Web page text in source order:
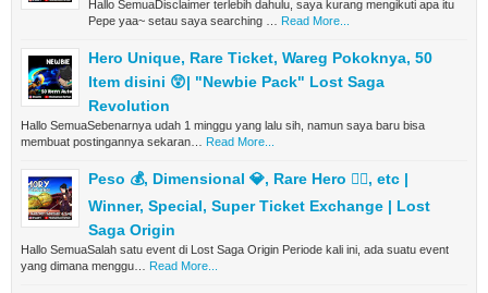
Hallo SemuaDisclaimer terlebih dahulu, saya kurang mengikuti apa itu
Pepe yaa~ setau saya searching …
Read More...
Hero Unique, Rare Ticket, Wareg Pokoknya, 50
Item disini 😲| "Newbie Pack" Lost Saga
Revolution
Hallo SemuaSebenarnya udah 1 minggu yang lalu sih, namun saya baru bisa
membuat postingannya sekaran…
Read More...
Peso 💰, Dimensional 💎, Rare Hero 🦸‍♂️, etc |
Winner, Special, Super Ticket Exchange | Lost
Saga Origin
Hallo SemuaSalah satu event di Lost Saga Origin Periode kali ini, ada suatu event
yang dimana menggu…
Read More...